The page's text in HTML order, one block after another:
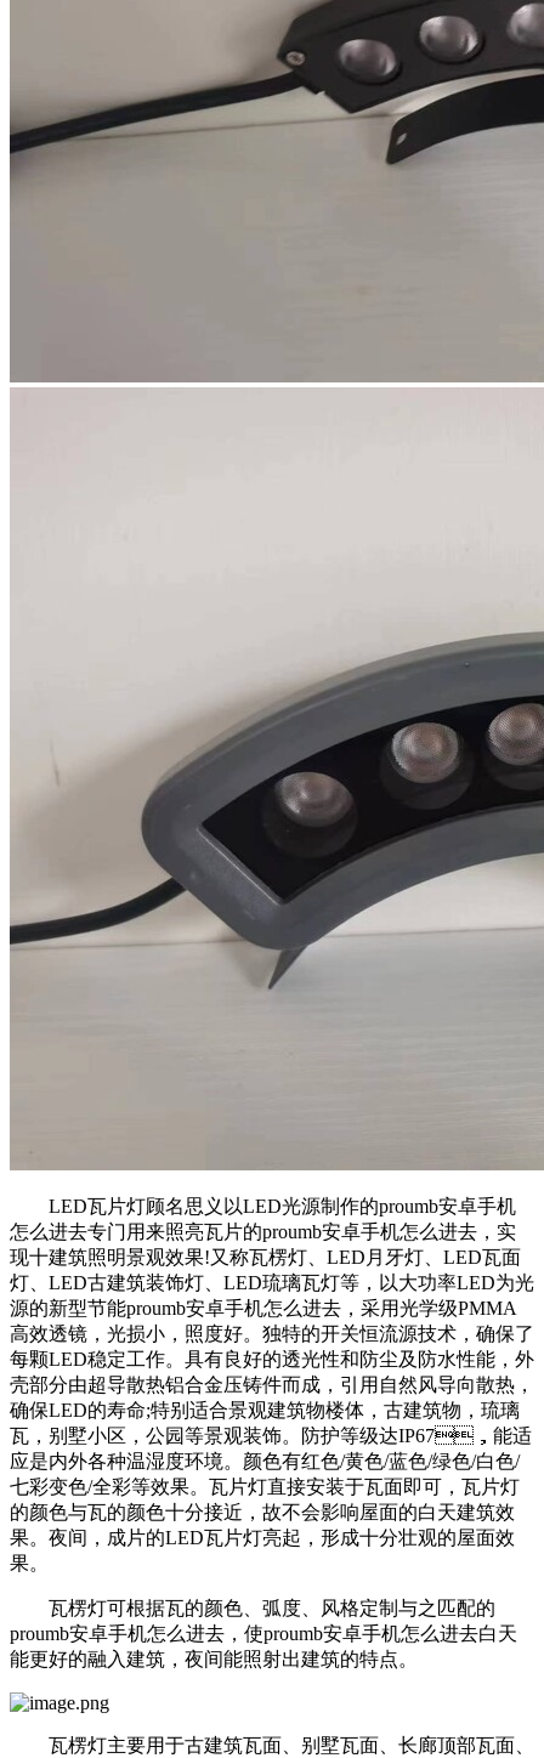
LED瓦片灯顾名思义以LED光源制作的proumb安卓手机
怎么进去专门用来照亮瓦片的proumb安卓手机怎么进去，实
现十建筑照明景观效果!又称瓦楞灯、LED月牙灯、LED瓦面
灯、LED古建筑装饰灯、LED琉璃瓦灯等，以大功率LED为光
源的新型节能proumb安卓手机怎么进去，采用光学级PMMA
高效透镜，光损小，照度好。独特的开关恒流源技术，确保了
每颗LED稳定工作。具有良好的透光性和防尘及防水性能，外
壳部分由超导散热铝合金压铸件而成，引用自然风导向散热，
确保LED的寿命;特别适合景观建筑物楼体，古建筑物，琉璃
瓦，别墅小区，公园等景观装饰。防护等级达IP67，能适
应是内外各种温湿度环境。颜色有红色/黄色/蓝色/绿色/白色/
七彩变色/全彩等效果。瓦片灯直接安装于瓦面即可，瓦片灯
的颜色与瓦的颜色十分接近，故不会影响屋面的白天建筑效
果。夜间，成片的LED瓦片灯亮起，形成十分壮观的屋面效
果。
瓦楞灯可根据瓦的颜色、弧度、风格定制与之匹配的
proumb安卓手机怎么进去，使proumb安卓手机怎么进去白天
能更好的融入建筑，夜间能照射出建筑的特点。
瓦楞灯主要用于古建筑瓦面、别墅瓦面、长廊顶部瓦面、